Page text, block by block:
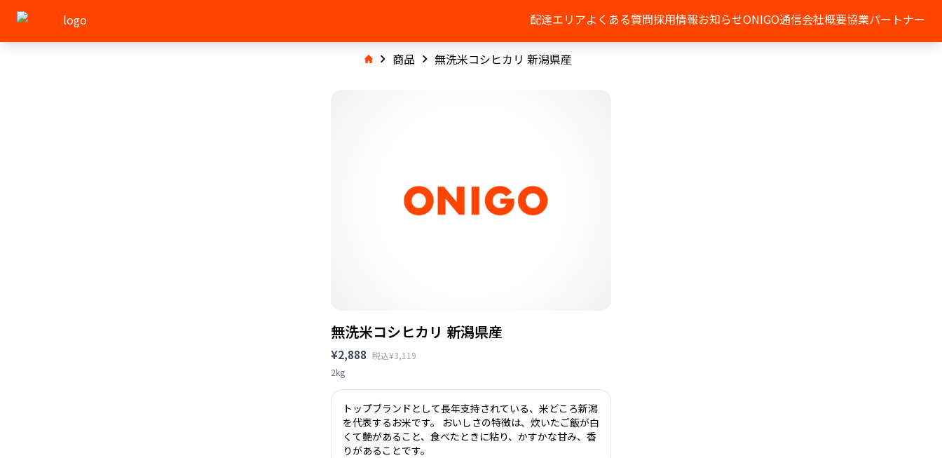
配達エリアよくある質問採用情報お知らせONIGO通信会社概要協業パートナー
商品 無洗米コシヒカリ 新潟県産
無洗米コシヒカリ 新潟県産
¥2,888 税込¥3,119
2kg
トップブランドとして長年支持されている、米どころ新潟
を代表するお米です。 おいしさの特徴は、炊いたご飯が白
くて艶があること、食べたときに粘り、かすかな甘み、香
りがあることです。